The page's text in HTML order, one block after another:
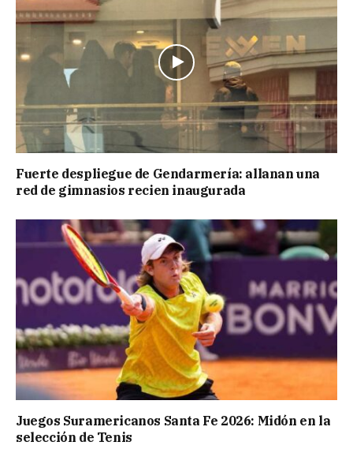
Fuerte despliegue de Gendarmería: allanan una
red de gimnasios recien inaugurada
Juegos Suramericanos Santa Fe 2026: Midón en la
selección de Tenis